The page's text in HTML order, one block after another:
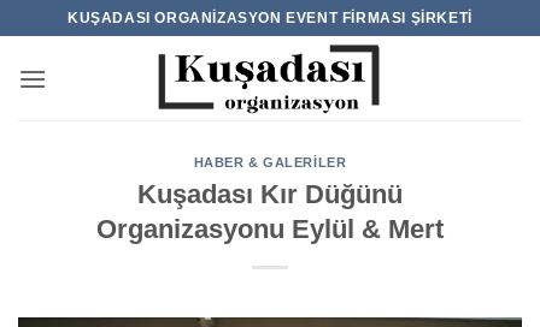
KUŞADASI ORGANIZASYON EVENT FIRMASI ŞIRKETI
HABER & GALERILER
Kuşadası Kır Düğünü
Organizasyonu Eylül & Mert